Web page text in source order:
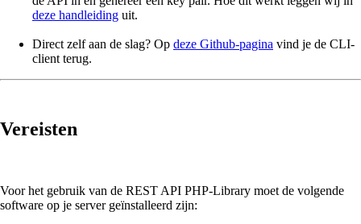
deze handleiding uit.
Direct zelf aan de slag? Op deze Github-pagina vind je de CLI-
client terug.
Vereisten
Voor het gebruik van de REST API PHP-Library moet de volgende
software op je server geïnstalleerd zijn: